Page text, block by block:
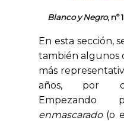
Blanco y Negro, nº
En esta sección,
también algunos
más
años, por
enmascarado(o